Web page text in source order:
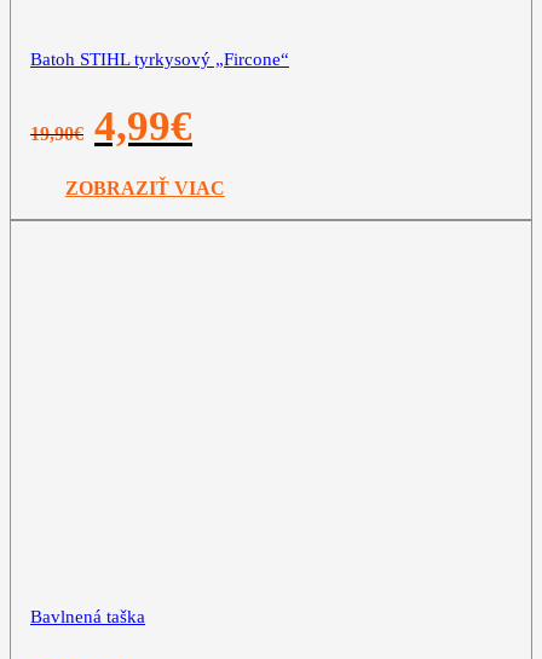
Batoh STIHL tyrkysový „Fircone“
19,90€
Pôvodná
cena
19,90€.
4,99€
4,99€.
ZOBRAZIŤ VIAC
Bavlnená taška